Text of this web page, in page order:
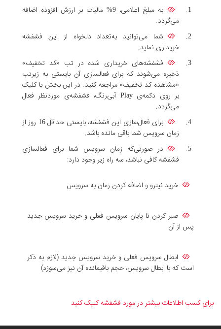
به مبلغ اعلامی، 9% مالیات بر ارزش افزوده اضافه
می‌گردد.
شما می‌توانید به‌تعداد دلخواه از این فشفشه
خریداری نماید.
فشفشه‌های خریداری شده در تب «کد تخفیف»
ذخیره می‌شوند که برای فعالسازی آن بایستی به زیرتب
«مشاهده کد تخفیف» مراجعه کنید. در این بخش با کلیک
بر روی دکمه‌ی Play آبی‌رنگ، فشفشه‌ی موردنظر فعال
می‌گردد.
برای فعال‌سازی این فشفشه‌، بایستی حداقل 16 روز از
زمان سرویس شما باقی مانده باشد.
در صورتی‌که زمان سرویس شما برای فعالسازی
فشفشه کافی نباشد، سه راه زیر وجود دارد:
خرید نیترو و اضافه کردن زمان به سرویس
صبر کردن تا پایان سرویس فعلی و خرید سرویس جدید
پس از آن
ابطال سرویس فعلی و خرید سرویس جدید (لازم به ذکر
است که با ابطال سرویس، حجم باقیمانده آن نیز می‌سوزد)
برای کسب اطلاعات بیشتر در مورد فشفشه کلیک کنید